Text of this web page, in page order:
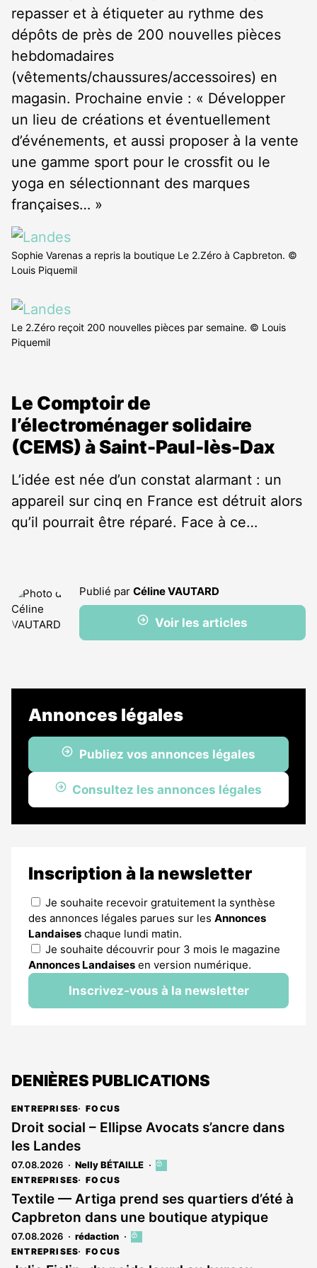
repasser et à étiqueter au rythme des
dépôts de près de 200 nouvelles pièces
hebdomadaires
(vêtements/chaussures/accessoires) en
magasin. Prochaine envie : « Développer
un lieu de créations et éventuellement
d’événements, et aussi proposer à la vente
une gamme sport pour le crossfit ou le
yoga en sélectionnant des marques
françaises… »
Sophie Varenas a repris la boutique Le 2.Zéro à Capbreton. ©
Louis Piquemil
Le 2.Zéro reçoit 200 nouvelles pièces par semaine. © Louis
Piquemil
Le Comptoir de
l’électroménager solidaire
(CEMS) à Saint-Paul-lès-Dax
L’idée est née d’un constat alarmant : un
appareil sur cinq en France est détruit alors
qu’il pourrait être réparé. Face à ce…
Publié par Céline VAUTARD
Voir les articles
Annonces légales
Publiez vos annonces légales
Consultez les annonces légales
Inscription à la newsletter
Je souhaite recevoir gratuitement la synthèse
des annonces légales parues sur les Annonces
Landaises chaque lundi matin.
Je souhaite découvrir pour 3 mois le magazine
Annonces Landaises en version numérique.
Inscrivez-vous à la newsletter
DENIÈRES PUBLICATIONS
ENTREPRISES FOCUS
Droit social – Ellipse Avocats s’ancre dans
les Landes
07.08.2026 Nelly BÉTAILLE
Cet
est
réservé
aux
ENTREPRISES FOCUS
Textile — Artiga prend ses quartiers d’été à
Capbreton dans une boutique atypique
07.08.2026 rédaction
Cet
est
ENTREPRISES FOCUS